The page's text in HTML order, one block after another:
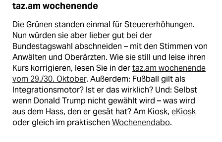
taz.am wochenende
Die Grünen standen einmal für Steuererhöhungen.
Nun würden sie aber lieber gut bei der
Bundestagswahl abschneiden – mit den Stimmen von
Anwälten und Oberärzten. Wie sie still und leise ihren
Kurs korrigieren, lesen Sie in dertaz.am wochenende
vom 29./30. Oktober. Außerdem: Fußball gilt als
Integrationsmotor? Ist er das wirklich? Und: Selbst
wenn Donald Trump nicht gewählt wird – was wird
aus dem Hass, den er gesät hat? Am Kiosk, eKiosk
oder gleich im praktischen Wochenendabo.